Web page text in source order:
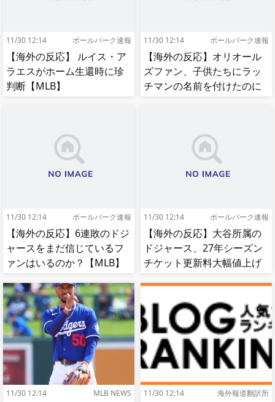
11/30 12:14 ボールパーク速報
【海外の反応】 ルイス・ア
ラエスがホーム生還時に珍
判断【MLB】
11/30 12:14 ボールパーク速報
【海外の反応】オリオール
ズファン、子供たちにラッ
チマンの名前を付けたのに
11/30 12:14 ボールパーク速報
【海外の反応】6連敗のドジ
ャースをまだ信じているフ
ァンはいるのか？【MLB】
11/30 12:14 ボールパーク速報
【海外の反応】大谷所属の
ドジャース、27年シーズン
チケット更新料大幅値上げ
11/30 12:14 MLB NEWS 11/30 12:14 海外報道翻訳所